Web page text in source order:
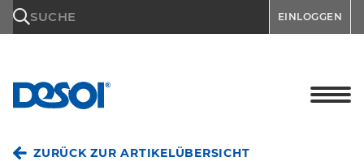
SUCHE EINLOGGEN
ZURÜCK ZUR ARTIKELÜBERSICHT